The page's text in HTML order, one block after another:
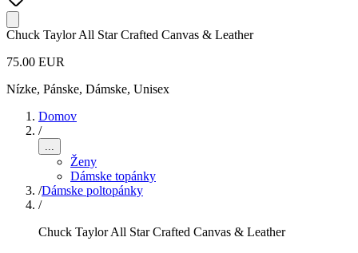
Chuck Taylor All Star Crafted Canvas & Leather
75.00 EUR
Nízke, Pánske, Dámske, Unisex
Domov
/
...
Ženy
Dámske topánky
/Dámske poltopánky
/
Chuck Taylor All Star Crafted Canvas & Leather